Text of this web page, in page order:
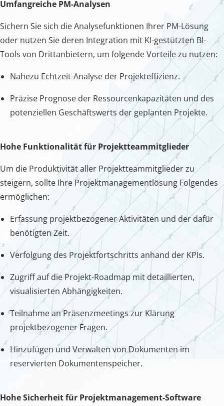
Umfangreiche PM-Analysen
Sichern Sie sich die Analysefunktionen Ihrer PM-Lösung
oder nutzen Sie deren Integration mit KI-gestützten BI-
Tools von Drittanbietern, um folgende Vorteile zu nutzen:
Nahezu Echtzeit-Analyse der Projekteffizienz.
Präzise Prognose der Ressourcenkapazitäten und des
potenziellen Geschäftswerts der geplanten Projekte.
Hohe Funktionalität für Projektteammitglieder
Um die Produktivität aller Projektteammitglieder zu
steigern, sollte Ihre Projektmanagementlösung Folgendes
ermöglichen:
Erfassung projektbezogener Aktivitäten und der dafür
benötigten Zeit.
Verfolgung des Projektfortschritts anhand der KPIs.
Zugriff auf die Projekt-Roadmap mit detaillierten,
visualisierten Abhängigkeiten.
Teilnahme an Präsenzmeetings zur Klärung
projektbezogener Fragen.
Hinzufügen und Verwalten von Dokumenten im
reservierten Dokumentenspeicher.
Hohe Sicherheit für Projektmanagement-Software